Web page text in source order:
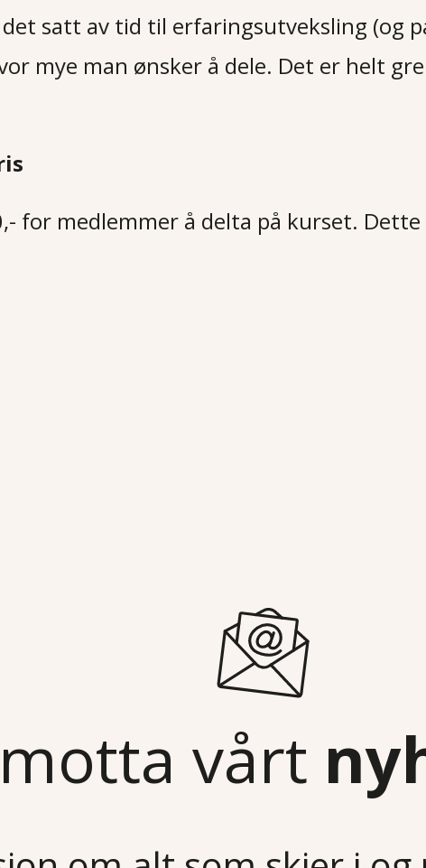
satt av tid til erfaringsutveksling (og
mye man ønsker å dele. Det er helt
for medlemmer å delta på kurset.
vårt